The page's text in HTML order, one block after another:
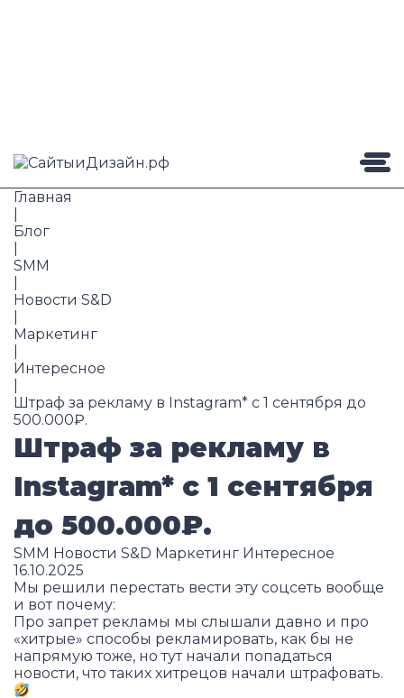
Главная
Блог
SMM
Новости S&D
Маркетинг
Интересное
Штраф за рекламу в Instagram* с 1 сентября до
500.000₽.
Штраф за рекламу в
Instagram* с 1 сентября
до 500.000₽.
SMM Новости S&D Маркетинг Интересное
16.10.2025
Мы решили перестать вести эту соцсеть вообще
и вот почему:
Про запрет рекламы мы слышали давно и про
«хитрые» способы рекламировать, как бы не
напрямую тоже, но тут начали попадаться
новости, что таких хитрецов начали штрафовать.